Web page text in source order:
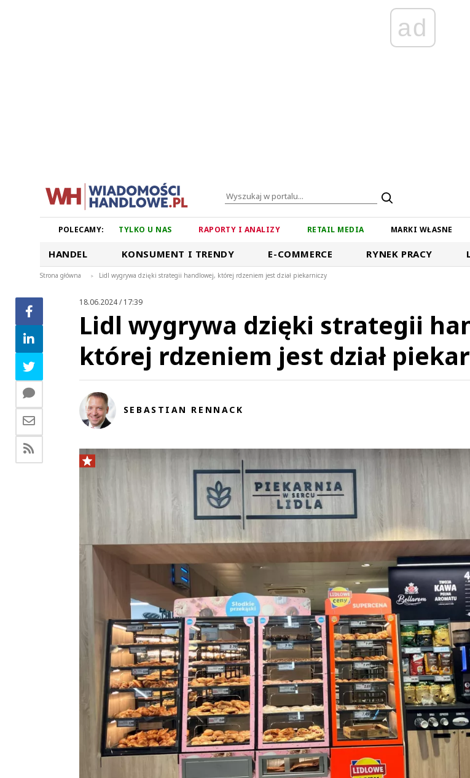
ad
POLECAMY: TYLKO U NAS RAPORTY I ANALIZY RETAIL MEDIA MARKI WŁASNE
HANDEL KONSUMENT I TRENDY E-COMMERCE RYNEK PRACY
Strona główna > Lidl wygrywa dzięki strategii handlowej, której rdzeniem jest dział piekarniczy
18.06.2024 / 17:39
Lidl wygrywa dzięki strategii
której rdzeniem jest dział
SEBASTIAN RENNACK